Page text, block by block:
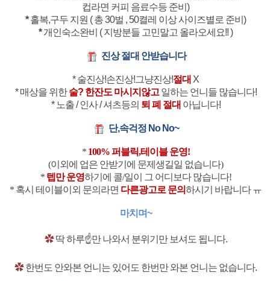
컵라면 커피 음료수등 준비)
*홀복,구두 지원 ( 총 30벌 , 50켤레 이상 사이즈별로 준비)
*개인숙소완비 ( 지방분들 고민말고 올라오세요!! )
진상 절대 안받습니다
* 술진상!손진상!그냥진상!절대 X
* 매상을 위한술? 한잔도 마시지않고일하는 언니들 많습니다!
* 노출 / 인사 / 셔츠등의 퇴 폐 절대 아닙니다!
단,속걱정 No No~
* 100% 퍼블릭,테이블 운영!
(이외에 업은 안받기에 문제생길일 없습니다)
* 텝만 운영하기에 콜/일이 그 어디보다 많습니다!
* 혹시 테이블이외 문의라면 다른광고로 문의하시기 바랍니다 ㅠ
마치며~
✿딱 하루☝️만 나와서 분위기만 보셔도 됩니다.
✿한번도 안와본 언니는 있어도 한번만 와본 언니는 없습니다.